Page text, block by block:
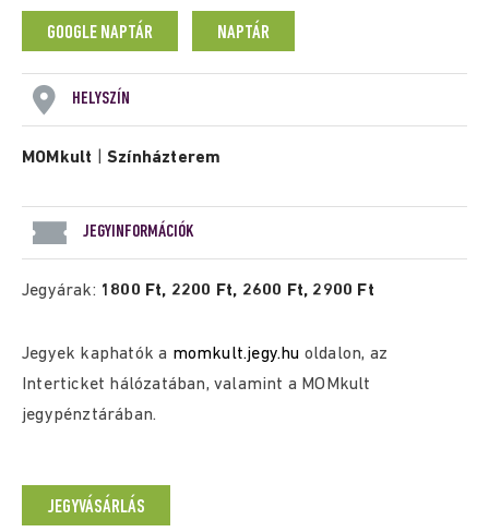
GOOGLE NAPTÁR NAPTÁR
HELYSZÍN
MOMkult |Színházterem
JEGYINFORMÁCIÓK
Jegyárak: 1800 Ft, 2200 Ft, 2600 Ft, 2900 Ft
Jegyek kaphatók a momkult.jegy.hu oldalon, az
Interticket hálózatában, valamint a MOMkult
jegypénztárában.
JEGYVÁSÁRLÁS